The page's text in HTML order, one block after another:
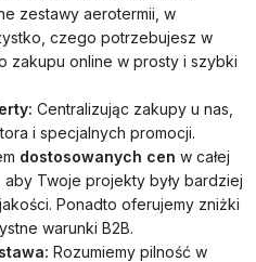
zestawy aerotermii, w
czego potrzebujesz w
zakupu online w prosty i szybki
Centralizując zakupy u nas,
i specjalnych promocji.
dostosowanych cen w całej
aby Twoje projekty były bardziej
Ponadto oferujemy zniżki
warunki B2B.
Rozumiemy pilność w